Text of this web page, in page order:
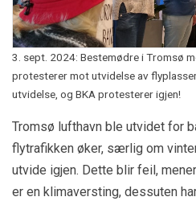
3. sept. 2024: Bestemødre i Tromsø
protesterer mot utvidelse av
utvidelse, og BKA protesterer igjen!
Tromsø lufthavn ble utvidet for
flytrafikken øker, særlig om
utvide igjen. Dette blir feil,
er en klimaversting, dessuten